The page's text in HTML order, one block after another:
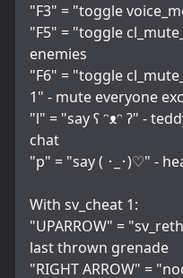
"F3" = "toggle
"F5" = "toggle
enemies
"F6" = "toggle
1" - mute everyone
"l" = "say ʕ ᵔᴥᵔ ʔ" -
chat
"p" = "say ( ･_･)♡" -
With sv_cheat 1:
"UPARROW" =
last thrown grenade
"RIGHT ARROW" =